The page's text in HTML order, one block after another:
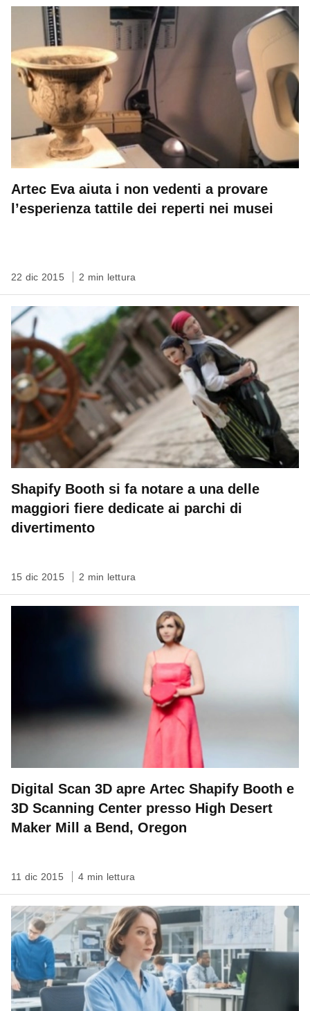
Artec Eva aiuta i non vedenti a provare
l’esperienza tattile dei reperti nei musei
22 dic 2015 2 min lettura
Shapify Booth si fa notare a una delle
maggiori fiere dedicate ai parchi di
divertimento
15 dic 2015 2 min lettura
Digital Scan 3D apre Artec Shapify Booth e
3D Scanning Center presso High Desert
Maker Mill a Bend, Oregon
11 dic 2015 4 min lettura